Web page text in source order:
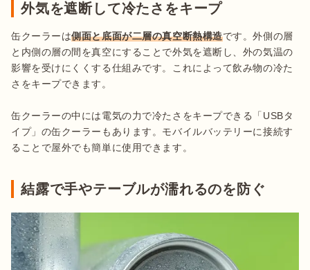
外気を遮断して冷たさをキープ
缶クーラーは側面と底面が二層の真空断熱構造です。外側の層
と内側の層の間を真空にすることで外気を遮断し、外の気温の
影響を受けにくくする仕組みです。これによって飲み物の冷た
さをキープできます。
缶クーラーの中には電気の力で冷たさをキープできる「USBタ
イプ」の缶クーラーもあります。モバイルバッテリーに接続す
ることで屋外でも簡単に使用できます。
結露で手やテーブルが濡れるのを防ぐ